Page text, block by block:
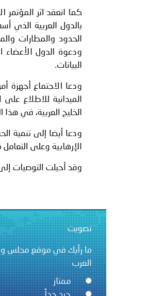
كما انعقد اثر
بالدول العربية الذي
الحدود والمطارات
ودعوة الدول الأعضاء
البيانات.
ودعا الاجتماع أجهزة
الميدانية للاطلاع
الخليج العربية، في هذا
ودعا أيضا إلى تنمية
الإرهابية وعلى
وقد أحيلت التوصيات إلى
تصويت
ما رأيك في موقع مجلس
العرب
ممتاز